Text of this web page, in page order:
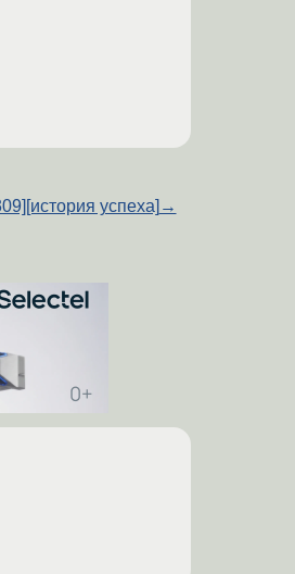
успеха] →